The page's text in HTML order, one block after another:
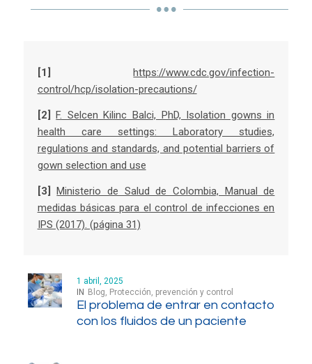
[1]https://www.cdc.gov/infection-
control/hcp/isolation-precautions/
[2] F. Selcen Kilinc Balci, PhD, Isolation gowns in
health care settings: Laboratory studies,
regulations and standards, and potential barriers of
gown selection and use
[3]
Ministerio de Salud de Colombia, Manual de
medidas básicas para el control de infecciones en
IPS (2017). (página 31)
1 abril, 2025
IN
Blog, Protección, prevención y control
El problema de entrar en contacto
con los fluidos de un paciente